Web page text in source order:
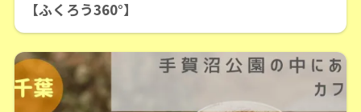
【ふくろう360°】